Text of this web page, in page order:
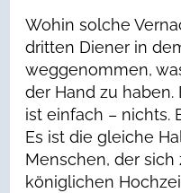
Wohin solche
dritten Diener in
weggenommen,
der Hand zu
ist einfach – nichts.
Es ist die gleiche
Menschen, der sich
königlichen